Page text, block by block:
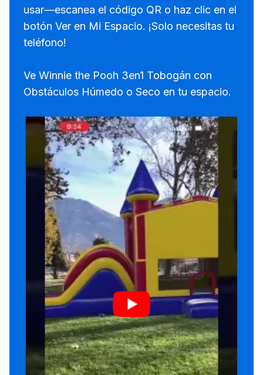
usar—escanea el código QR o haz clic en el
botón Ver en Mi Espacio. ¡Solo necesitas tu
teléfono!
Ve Winnie the Pooh 3en1 Tobogán con
Obstáculos Húmedo o Seco en tu espacio.